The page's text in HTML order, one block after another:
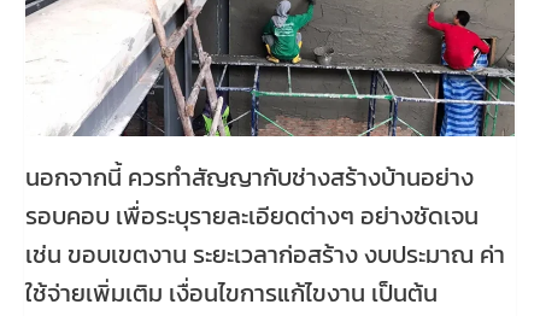
นอกจากนี้ ควรทำสัญญากับช่างสร้างบ้านอย่าง
รอบคอบ เพื่อระบุรายละเอียดต่างๆ อย่างชัดเจน
เช่น ขอบเขตงาน ระยะเวลาก่อสร้าง งบประมาณ ค่า
ใช้จ่ายเพิ่มเติม เงื่อนไขการแก้ไขงาน เป็นต้น